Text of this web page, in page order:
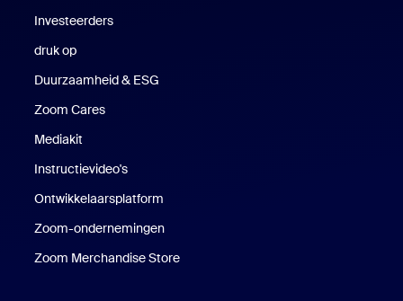
Investeerders
druk op
Duurzaamheid & ESG
Zoom Cares
Mediakit
Instructievideo's
Ontwikkelaarsplatform
Zoom-ondernemingen
Zoom Merchandise Store